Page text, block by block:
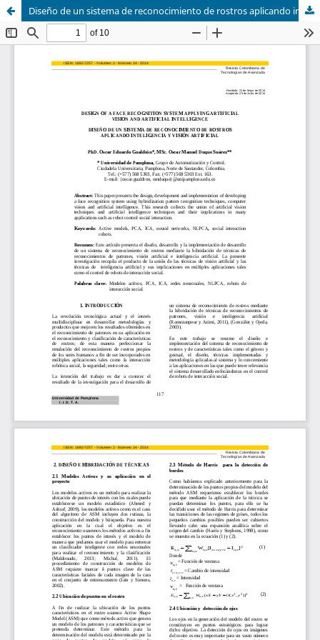
Diseño de un sistema de reconocimiento de rostros aplicando inteligencia y visión artificial